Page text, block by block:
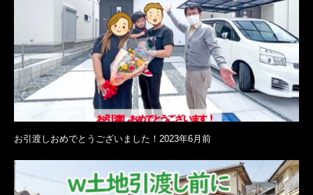
お引渡しおめでとうございました！2023年6月前